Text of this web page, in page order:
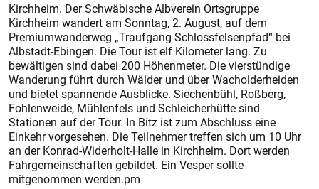
Kirchheim. Der Schwäbische Albverein Ortsgruppe
Kirchheim wandert am Sonntag, 2. August, auf dem
Premiumwanderweg „Traufgang Schlossfelsenpfad“ bei
Albstadt-Ebingen. Die Tour ist elf Kilometer lang. Zu
bewältigen sind dabei 200 Höhenmeter. Die vierstündige
Wanderung führt durch Wälder und über Wacholderheiden
und bietet spannende Ausblicke. Siechenbühl, Roßberg,
Fohlenweide, Mühlenfels und Schleicherhütte sind
Stationen auf der Tour. In Bitz ist zum Abschluss eine
Einkehr vorgesehen. Die Teilnehmer treffen sich um 10 Uhr
an der Konrad-Widerholt-Halle in Kirchheim. Dort werden
Fahrgemeinschaften gebildet. Ein Vesper sollte
mitgenommen werden.pm